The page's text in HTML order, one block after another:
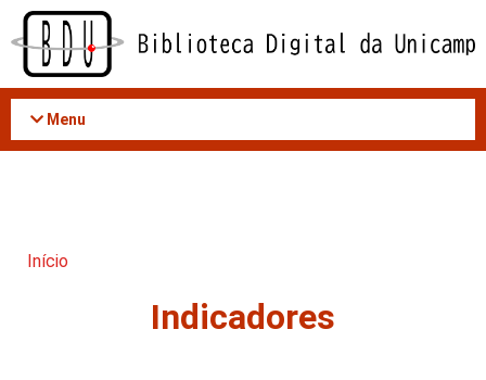
Acessar
conteúdo
Menu
Início
Indicadores